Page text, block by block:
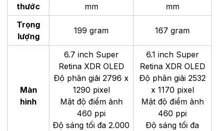
thước
mm
mm
Trọng
lượng
199 gram 167 gram
Màn
hình
6.7 inch Super
Retina XDR OLED
Độ phân giải 2796 x
1290 pixel
Mật độ điểm ảnh
460 ppi
Độ sáng tối đa 2.000
6.1 inch Super
Retina XDR OLED
Độ phân giải 2532
x 1170 pixel
Mật độ điểm ảnh
460 ppi
Độ sáng tối đa